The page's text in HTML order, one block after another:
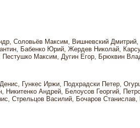
Соловьёв Максим, Вишневский Дмитрий,
Бабенко Юрий, Жердев Николай,
Максим, Дугин Егор, Брюквин
Гункес Иржи, Подхрадски Петер,
Андрей, Белоусов Георгий,
Стрельцов Василий, Бочаров